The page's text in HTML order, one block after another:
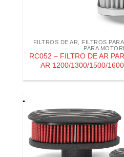
FILTROS DE AR FILTROS
PARA
RC052 – FILTRO DE AR
AR 1200/1300/1500/